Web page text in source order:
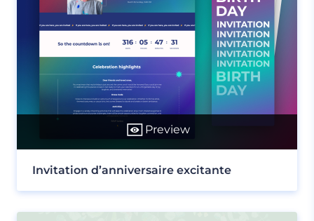
Preview
Invitation d’anniversaire excitante